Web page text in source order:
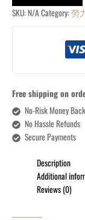
SKU: N/ACategory:勞
Free shipping on
No-Risk Money
No Hassle Refunds
Secure Payments
Description
Additional
Reviews (0)